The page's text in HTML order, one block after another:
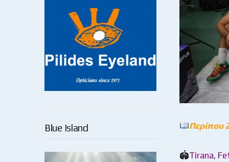
Blue Island Περίπου
🏟Tirana,